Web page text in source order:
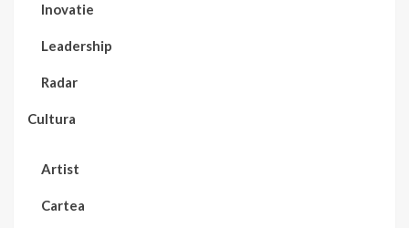
Inovatie
Leadership
Radar
Cultura
Artist
Cartea